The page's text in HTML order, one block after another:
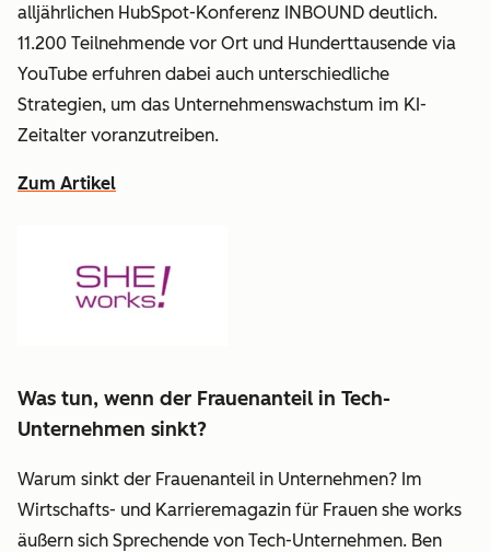
alljährlichen HubSpot-Konferenz INBOUND deutlich.
11.200 Teilnehmende vor Ort und Hunderttausende via
YouTube erfuhren dabei auch unterschiedliche
Strategien, um das Unternehmenswachstum im KI-
Zeitalter voranzutreiben.
Zum Artikel
Was tun, wenn der Frauenanteil in Tech-
Unternehmen sinkt?
Warum sinkt der Frauenanteil in Unternehmen? Im
Wirtschafts- und Karrieremagazin für Frauen she works
äußern sich Sprechende von Tech-Unternehmen. Ben